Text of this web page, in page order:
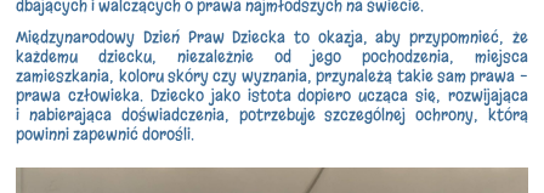
dbających i walczących o prawa najmłodszych na świecie.
Międzynarodowy Dzień Praw Dziecka to okazja, aby przypomnieć, że
każdemu dziecku, niezależnie od jego pochodzenia, miejsca
zamieszkania, koloru skóry czy wyznania, przynależą takie sam prawa –
prawa człowieka. Dziecko jako istota dopiero ucząca się, rozwijająca
i nabierająca doświadczenia, potrzebuje szczególnej ochrony, którą
powinni zapewnić dorośli.